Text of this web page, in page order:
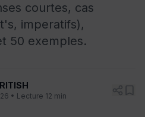
courtes, cas
imperatifs),
50 exemples.
• Lecture 12 min